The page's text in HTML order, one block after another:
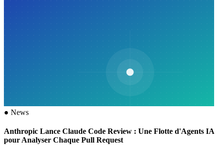
● News
Anthropic Lance Claude Code Review : Une Flotte d'Agents IA
pour Analyser Chaque Pull Request